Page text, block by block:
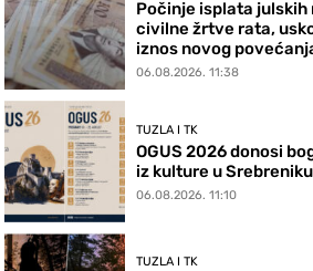
Počinje isplata julskih
civilne žrtve rata,
iznos novog
06.08.2026. 11:38
TUZLA I TK
OGUS 2026 donosi
iz kulture u Srebreniku
06.08.2026. 11:10
TUZLA I TK